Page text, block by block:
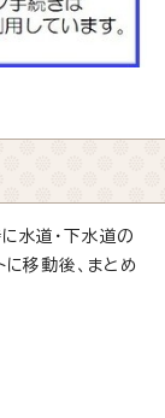
水道・下水道の
移動後、まとめ